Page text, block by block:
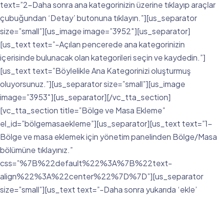
text=”2-Daha sonra ana kategorinizin üzerine tıklayıp araçlar
çubuğundan ‘Detay’ butonuna tıklayın.”][us_separator
size=”small”][us_image image=”3952″][us_separator]
[us_text text=”-Açılan pencerede ana kategorinizin
içerisinde bulunacak olan kategorileri seçin ve kaydedin.”]
[us_text text=”Böylelikle Ana Kategorinizi oluşturmuş
oluyorsunuz.”][us_separator size=”small”][us_image
image=”3953″][us_separator][/vc_tta_section]
[vc_tta_section title=”Bölge ve Masa Ekleme”
el_id=”bölgemasaekleme”][us_separator][us_text text=”1-
Bölge ve masa eklemek için yönetim panelinden Bölge/Masa
bölümüne tıklayınız.”
css=”%7B%22default%22%3A%7B%22text-
align%22%3A%22center%22%7D%7D”][us_separator
size=”small”][us_text text=”-Daha sonra yukarıda ‘ekle’